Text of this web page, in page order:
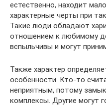
естественно, находит
характерные черты при
Такие люди обладают
отношением к любимому
вспыльчивы и могут
Также характер
особенности. Кто-то
неприятным, потому
комплексы. Другие могут